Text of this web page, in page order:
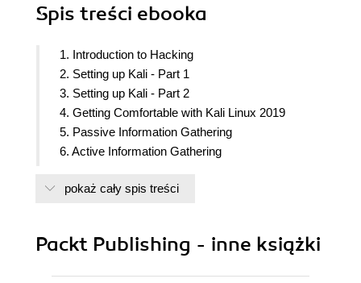
Spis treści ebooka
1. Introduction to Hacking
2. Setting up Kali - Part 1
3. Setting up Kali - Part 2
4. Getting Comfortable with Kali Linux 2019
5. Passive Information Gathering
6. Active Information Gathering
8. Understanding Network Penetration Testing
10. Network Penetration Testing - Gaining Access
pokaż cały spis treści
Packt Publishing - inne książki